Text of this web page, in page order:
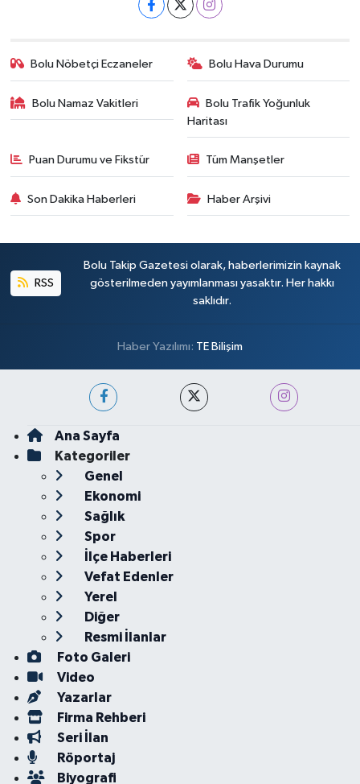
Bolu Nöbetçi Eczaneler Bolu Hava Durumu
Bolu Namaz Vakitleri
Bolu Trafik Yoğunluk
Haritası
Puan Durumu ve Fikstür Tüm Manşetler
Son Dakika Haberleri Haber Arşivi
RSS
Bolu Takip Gazetesi olarak, haberlerimizin kaynak
gösterilmeden yayımlanması yasaktır. Her hakkı
saklıdır.
Haber Yazılımı: TE Bilişim
Ana Sayfa
Kategoriler
Genel
Ekonomi
Sağlık
Spor
İlçe Haberleri
Vefat Edenler
Yerel
Diğer
Resmi İlanlar
Foto Galeri
Video
Yazarlar
Firma Rehberi
Seri İlan
Röportaj
Biyografi